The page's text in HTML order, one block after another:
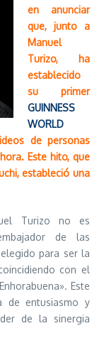
en anunciar
que, junto a
Manuel
Turizo, ha
establecido
su primer
GUINNESS
WORLD
de personas
Este hito, que
estableció una
Turizo no es
de las
para ser la
con el
Este
de entusiasmo y
de la sinergia